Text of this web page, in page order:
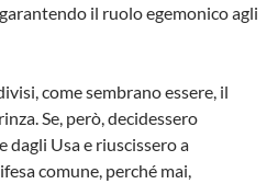
il ruolo egemonico agli
come sembrano essere, il
Se, però, decidessero
dagli Usa e riuscissero a
comune, perché mai,